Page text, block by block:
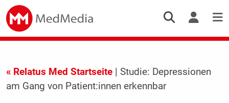
« Relatus Med Startseite| Studie: Depressionen
am Gang von Patient:innen erkennbar